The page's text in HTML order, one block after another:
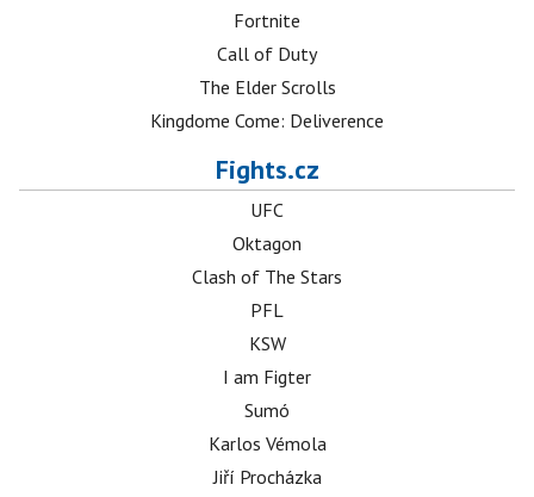
Fortnite
Call of Duty
The Elder Scrolls
Kingdome Come: Deliverence
Fights.cz
UFC
Oktagon
Clash of The Stars
PFL
KSW
I am Figter
Sumó
Karlos Vémola
Jiří Procházka